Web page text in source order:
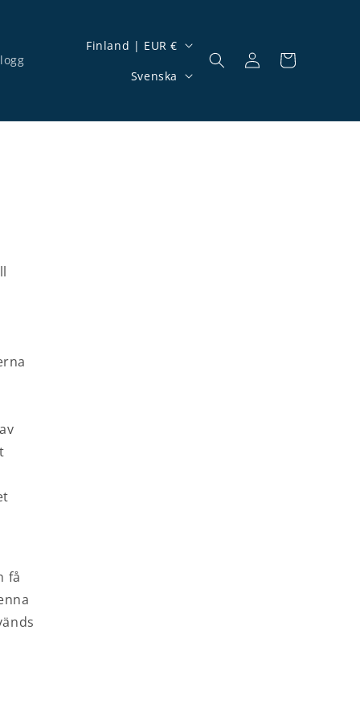
Land/Region Finland | EUR €
Språk
Svenska
Logga inVarukorg
få